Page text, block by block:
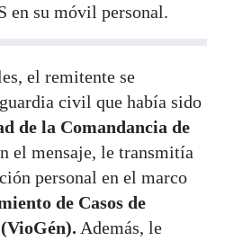
en su móvil personal.
el remitente se
civil que había sido
de la Comandancia de
el mensaje, le transmitía
personal en el marco
de Casos de
Además, le